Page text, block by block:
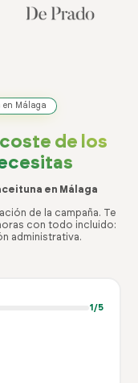
en Málaga
de los
en Málaga
de la campaña. Te
con todo incluido:
administrativa.
1 /5